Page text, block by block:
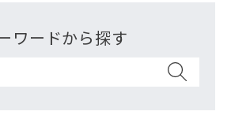
ワードから探す